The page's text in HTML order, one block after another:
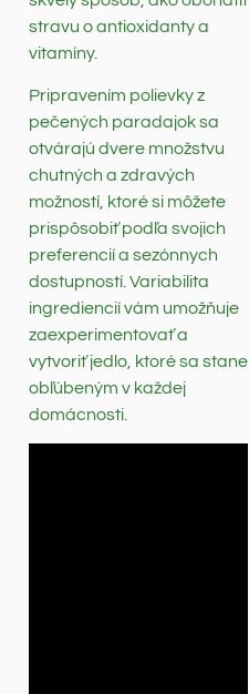
stravu o antioxidanty a
vitamíny.
Pripravením polievky z
pečených paradajok sa
otvárajú dvere množstvu
chutných a zdravých
možností, ktoré si môžete
prispôsobiť podľa svojich
preferencií a sezónnych
dostupností. Variabilita
ingrediencií vám umožňuje
zaexperimentovať a
vytvoriť jedlo, ktoré sa stane
obľúbeným v každej
domácnosti.